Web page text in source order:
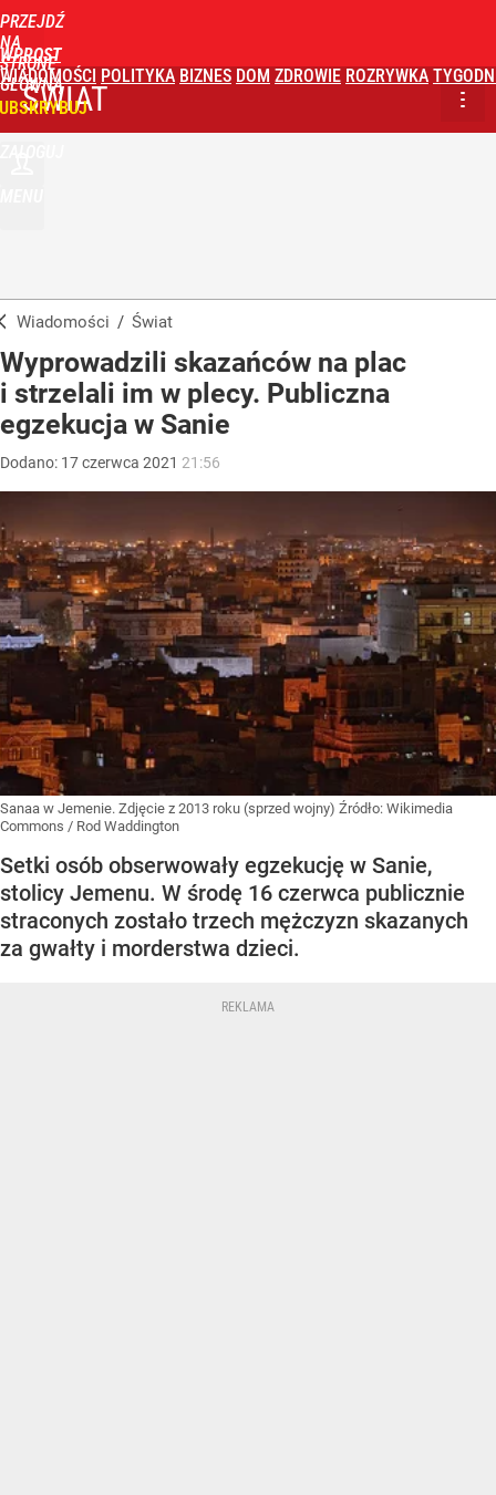
PRZEJDŹ
NA
STRONĘ
GŁÓWNĄ
WPROST
WIADOMOŚCI POLITYKA BIZNES DOM ZDROWIE ROZRYWKA
ŚWIAT
Wiadomości / Świat
Wyprowadzili skazańców na plac
i strzelali im w plecy. Publiczna
egzekucja w Sanie
Dodano: 17czerwca 2021 21:56
Sanaa w Jemenie. Zdjęcie z 2013 roku (sprzed wojny) Źródło: Wikimedia
Commons / Rod Waddington
Setki osób obserwowały egzekucję w Sanie,
stolicy Jemenu. W środę 16 czerwca publicznie
straconych zostało trzech mężczyzn skazanych
za gwałty i morderstwa dzieci.